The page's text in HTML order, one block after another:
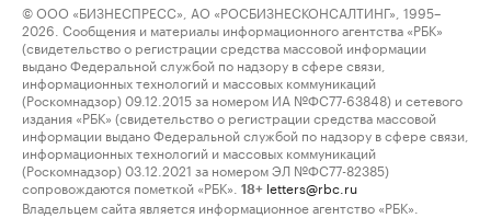
© ООО «БИЗНЕСПРЕСС», АО «РОСБИЗНЕСКОНСАЛТИНГ», 1995–
2026. Сообщения и материалы информационного агентства «РБК»
(свидетельство о регистрации средства массовой информации
выдано Федеральной службой по надзору в сфере связи,
информационных технологий и массовых коммуникаций
(Роскомнадзор) 09.12.2015 за номером ИА №ФС77-63848) и сетевого
издания «РБК» (свидетельство о регистрации средства массовой
информации выдано Федеральной службой по надзору в сфере связи,
информационных технологий и массовых коммуникаций
(Роскомнадзор) 03.12.2021 за номером ЭЛ №ФС77-82385)
сопровождаются пометкой «РБК».
18+ letters@rbc.ru
Владельцем сайта является информационное агентство «РБК».